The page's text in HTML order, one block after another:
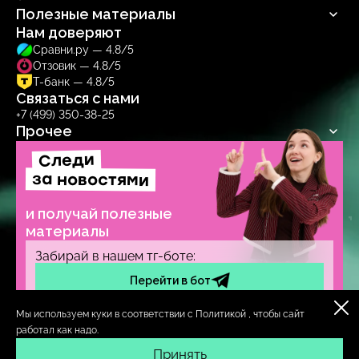
Мы используем куки в соответствии с Политикой , чтобы сайт
работал как надо.
Принять
Биология
Обществознание
Биология
Русский язык
Полезные материалы
Блог
Учебник
Тренажер
Нам доверяют
Сравни.ру — 4.8/5
Отзовик — 4.8/5
Т-банк — 4.8/5
Связаться с нами
+7 (499) 350-38-25
Прочее
Договор-оферта
Политика обработки персональных данных
Образовательная лицензия № Л035‑1271‑78/1277314
Следи
за новостями
и получай полезные
материалы
Забирай в нашем тг-боте:
Перейти в бот
ИП Солдаева А. А.
ИНН 780630451309г. Санкт-Петербург
. Все права защищены